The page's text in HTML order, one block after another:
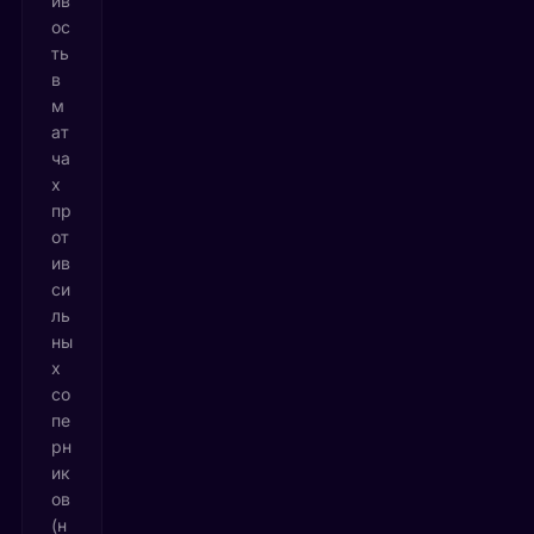
ос
ть
в
м
ат
ча
х
пр
от
ив
си
ль
ны
х
со
пе
рн
ик
ов
(н